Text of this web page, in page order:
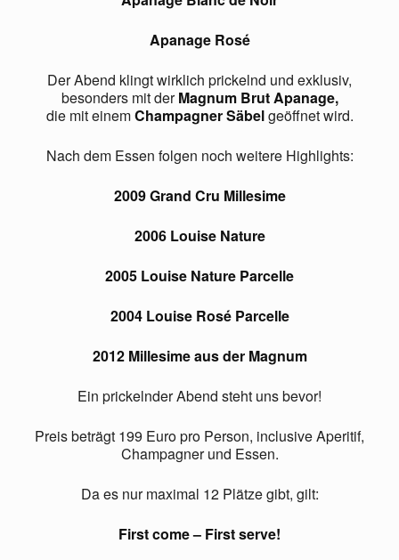
Apanage Rosé
Der Abend klingt wirklich prickelnd und exklusiv,
besonders mit derMagnum Brut Apanage,
die mit einemChampagner Säbelgeöffnet wird.
Nach dem Essen folgen noch weitere Highlights:
2009 Grand Cru Millesime
2006 Louise Nature
2005 Louise Nature Parcelle
2004 Louise Rosé Parcelle
2012 Millesime aus der Magnum
Ein prickelnder Abend steht uns bevor!
Preis beträgt 199 Euro pro Person, inclusive Aperitif,
Champagner und Essen.
Da es nur maximal 12 Plätze gibt, gilt:
First come – First serve!